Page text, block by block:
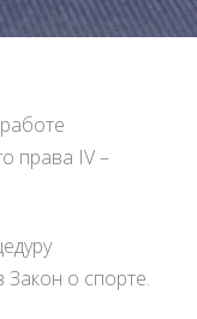
права IV –
Закон о спорте.